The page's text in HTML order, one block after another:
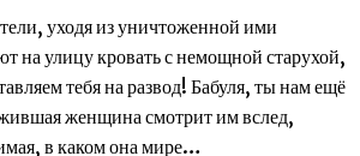
уходя из уничтоженной ими
на улицу кровать с немощной старухой,
тебя на развод! Бабуля, ты нам ещё
женщина смотрит им вслед,
в каком она мире…